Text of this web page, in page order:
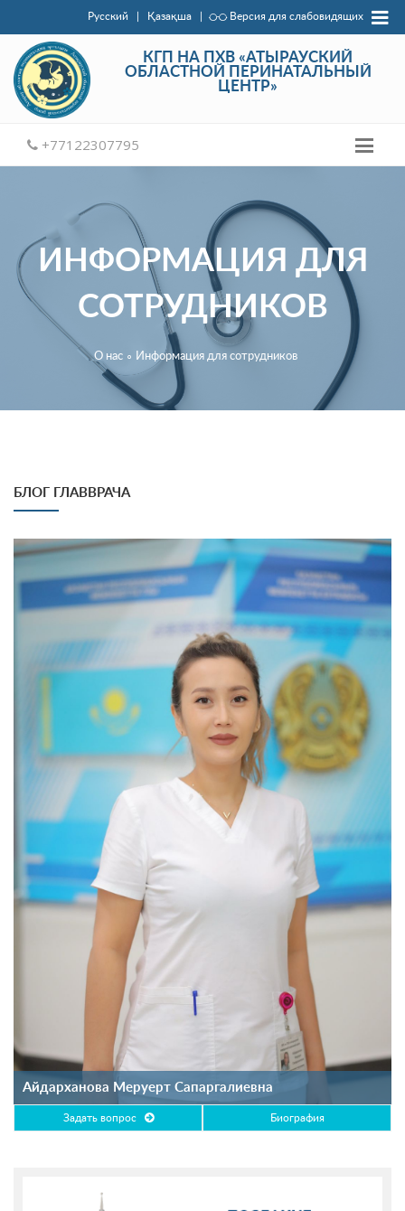
Версия для слабовидящих
Русский | Қазақша |
КГП НА ПХВ «АТЫРАУСКИЙ
ОБЛАСТНОЙ ПЕРИНАТАЛЬНЫЙ
ЦЕНТР»
+77122307795
ИНФОРМАЦИЯ ДЛЯ
СОТРУДНИКОВ
О нас ∘ Информация для сотрудников
БЛОГ ГЛАВВРАЧА
Айдарханова Меруерт Сапаргалиевна
Задать вопрос Биография